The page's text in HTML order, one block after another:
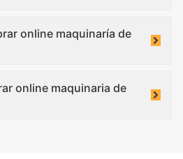
online maquinaría de
online maquinaria de